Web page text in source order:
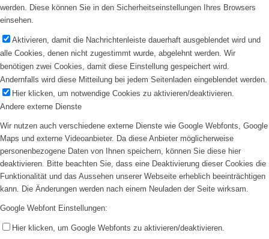
werden. Diese können Sie in den Sicherheitseinstellungen Ihres Browsers
einsehen.
Aktivieren, damit die Nachrichtenleiste dauerhaft ausgeblendet wird und
alle Cookies, denen nicht zugestimmt wurde, abgelehnt werden. Wir
benötigen zwei Cookies, damit diese Einstellung gespeichert wird.
Andernfalls wird diese Mitteilung bei jedem Seitenladen eingeblendet werden.
Hier klicken, um notwendige Cookies zu aktivieren/deaktivieren.
Andere externe Dienste
Wir nutzen auch verschiedene externe Dienste wie Google Webfonts, Google
Maps und externe Videoanbieter. Da diese Anbieter möglicherweise
personenbezogene Daten von Ihnen speichern, können Sie diese hier
deaktivieren. Bitte beachten Sie, dass eine Deaktivierung dieser Cookies die
Funktionalität und das Aussehen unserer Webseite erheblich beeinträchtigen
kann. Die Änderungen werden nach einem Neuladen der Seite wirksam.
Google Webfont Einstellungen:
Hier klicken, um Google Webfonts zu aktivieren/deaktivieren.